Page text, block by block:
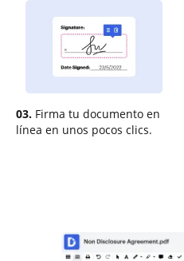
03. Firma tu documento en
línea en unos pocos clics.